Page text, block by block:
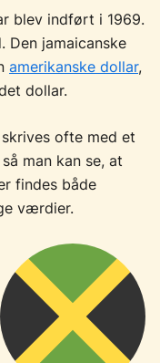
blev indført i 1969.
Den jamaicanske
amerikanske dollar,
dollar.
ofte med et
man kan se, at
findes både
værdier.